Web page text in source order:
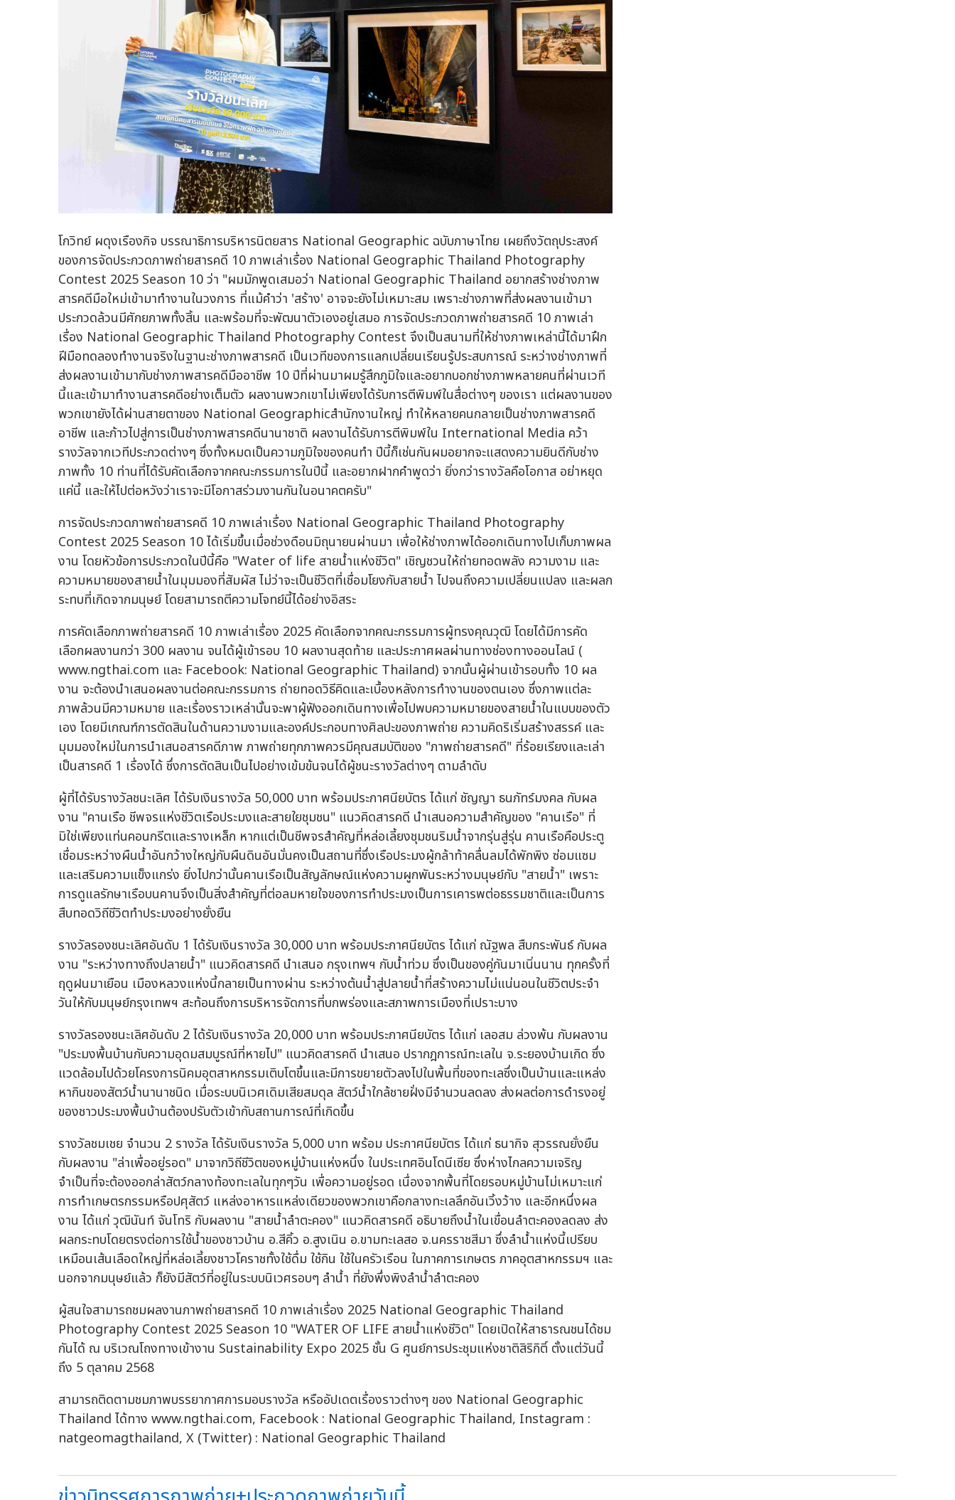
โกวิทย์ ผดุงเรืองกิจ บรรณาธิการบริหารนิตยสาร National Geographic ฉบับภาษาไทย เผยถึงวัตถุประสงค์
ของการจัดประกวดภาพถ่ายสารคดี 10 ภาพเล่าเรื่อง National Geographic Thailand Photography
Contest 2025 Season 10 ว่า "ผมมักพูดเสมอว่า National Geographic Thailand อยากสร้างช่างภาพ
สารคดีมือใหม่เข้ามาทำงานในวงการ ที่แม้คำว่า 'สร้าง' อาจจะยังไม่เหมาะสม เพราะช่างภาพที่ส่งผลงานเข้ามา
ประกวดล้วนมีศักยภาพทั้งสิ้น และพร้อมที่จะพัฒนาตัวเองอยู่เสมอ การจัดประกวดภาพถ่ายสารคดี 10 ภาพเล่า
เรื่อง National Geographic Thailand Photography Contest จึงเป็นสนามที่ให้ช่างภาพเหล่านี้ได้มาฝึก
ฝีมือทดลองทำงานจริงในฐานะช่างภาพสารคดี เป็นเวทีของการแลกเปลี่ยนเรียนรู้ประสบการณ์ ระหว่างช่างภาพที่
ส่งผลงานเข้ามากับช่างภาพสารคดีมืออาชีพ 10 ปีที่ผ่านมาผมรู้สึกภูมิใจและอยากบอกช่างภาพหลายคนที่ผ่านเวที
นี้และเข้ามาทำงานสารคดีอย่างเต็มตัว ผลงานพวกเขาไม่เพียงได้รับการตีพิมพ์ในสื่อต่างๆ ของเรา แต่ผลงานของ
พวกเขายังได้ผ่านสายตาของ National Geographicสำนักงานใหญ่ ทำให้หลายคนกลายเป็นช่างภาพสารคดี
อาชีพ และก้าวไปสู่การเป็นช่างภาพสารคดีนานาชาติ ผลงานได้รับการตีพิมพ์ใน International Media คว้า
รางวัลจากเวทีประกวดต่างๆ ซึ่งทั้งหมดเป็นความภูมิใจของคนทำ ปีนี้ก็เช่นกันผมอยากจะแสดงความยินดีกับช่าง
ภาพทั้ง 10 ท่านที่ได้รับคัดเลือกจากคณะกรรมการในปีนี้ และอยากฝากคำพูดว่า ยิ่งกว่ารางวัลคือโอกาส อย่าหยุด
แค่นี้ และให้ไปต่อหวังว่าเราจะมีโอกาสร่วมงานกันในอนาคตครับ"
การจัดประกวดภาพถ่ายสารคดี 10 ภาพเล่าเรื่อง National Geographic Thailand Photography
Contest 2025 Season 10 ได้เริ่มขึ้นเมื่อช่วงดือนมิถุนายนผ่านมา เพื่อให้ช่างภาพได้ออกเดินทางไปเก็บภาพผล
งาน โดยหัวข้อการประกวดในปีนี้คือ "Water of life สายน้ำแห่งชีวิต" เชิญชวนให้ถ่ายทอดพลัง ความงาม และ
ความหมายของสายน้ำในมุมมองที่สัมผัส ไม่ว่าจะเป็นชีวิตที่เชื่อมโยงกับสายน้ำ ไปจนถึงความเปลี่ยนแปลง และผลก
ระทบที่เกิดจากมนุษย์ โดยสามารถตีความโจทย์นี้ได้อย่างอิสระ
การคัดเลือกภาพถ่ายสารคดี 10 ภาพเล่าเรื่อง 2025 คัดเลือกจากคณะกรรมการผู้ทรงคุณวุฒิ โดยได้มีการคัด
เลือกผลงานกว่า 300 ผลงาน จนได้ผู้เข้ารอบ 10 ผลงานสุดท้าย และประกาศผลผ่านทางช่องทางออนไลน์ (
www.ngthai.com และ Facebook: National Geographic Thailand) จากนั้นผู้ผ่านเข้ารอบทั้ง 10 ผล
งาน จะต้องนำเสนอผลงานต่อคณะกรรมการ ถ่ายทอดวิธีคิดและเบื้องหลังการทำงานของตนเอง ซึ่งภาพแต่ละ
ภาพล้วนมีความหมาย และเรื่องราวเหล่านั้นจะพาผู้ฟังออกเดินทางเพื่อไปพบความหมายของสายน้ำในแบบของตัว
เอง โดยมีเกณฑ์การตัดสินในด้านความงามและองค์ประกอบทางศิลปะของภาพถ่าย ความคิดริเริ่มสร้างสรรค์ และ
มุมมองใหม่ในการนำเสนอสารคดีภาพ ภาพถ่ายทุกภาพควรมีคุณสมบัติของ "ภาพถ่ายสารคดี" ที่ร้อยเรียงและเล่า
เป็นสารคดี 1 เรื่องได้ ซึ่งการตัดสินเป็นไปอย่างเข้มข้นจนได้ผู้ชนะรางวัลต่างๆ ตามลำดับ
ผู้ที่ได้รับรางวัลชนะเลิศ ได้รับเงินรางวัล 50,000 บาท พร้อมประกาศนียบัตร ได้แก่ ชัญญา ธนภัทร์มงคล กับผล
งาน "คานเรือ ชีพจรแห่งชีวิตเรือประมงและสายใยชุมชน" แนวคิดสารคดี นำเสนอความสำคัญของ "คานเรือ" ที่
มิใช่เพียงแท่นคอนกรีตและรางเหล็ก หากแต่เป็นชีพจรสำคัญที่หล่อเลี้ยงชุมชนริมน้ำจากรุ่นสู่รุ่น คานเรือคือประตู
เชื่อมระหว่างผืนน้ำอันกว้างใหญ่กับผืนดินอันมั่นคงเป็นสถานที่ซึ่งเรือประมงผู้กล้าท้าคลื่นลมได้พักพิง ซ่อมแซม
และเสริมความแข็งแกร่ง ยิ่งไปกว่านั้นคานเรือเป็นสัญลักษณ์แห่งความผูกพันระหว่างมนุษย์กับ "สายน้ำ" เพราะ
การดูแลรักษาเรือบนคานจึงเป็นสิ่งสำคัญที่ต่อลมหายใจของการทำประมงเป็นการเคารพต่อธรรมชาติและเป็นการ
สืบทอดวิถีชีวิตทำประมงอย่างยั่งยืน
รางวัลรองชนะเลิศอันดับ 1 ได้รับเงินรางวัล 30,000 บาท พร้อมประกาศนียบัตร ได้แก่ ณัฐพล สืบกระพันธ์ กับผล
งาน "ระหว่างทางถึงปลายน้ำ" แนวคิดสารคดี นำเสนอ กรุงเทพฯ กับน้ำท่วม ซึ่งเป็นของคู่กันมาเนิ่นนาน ทุกครั้งที่
ฤดูฝนมาเยือน เมืองหลวงแห่งนี้กลายเป็นทางผ่าน ระหว่างต้นน้ำสู่ปลายน้ำที่สร้างความไม่แน่นอนในชีวิตประจำ
วันให้กับมนุษย์กรุงเทพฯ สะท้อนถึงการบริหารจัดการที่บกพร่องและสภาพการเมืองที่เปราะบาง
รางวัลรองชนะเลิศอันดับ 2 ได้รับเงินรางวัล 20,000 บาท พร้อมประกาศนียบัตร ได้แก่ เลอสม ล่วงพ้น กับผลงาน
"ประมงพื้นบ้านกับความอุดมสมบูรณ์ที่หายไป" แนวคิดสารคดี นำเสนอ ปรากฎการณ์ทะเลใน จ.ระยองบ้านเกิด ซึ่ง
แวดล้อมไปด้วยโครงการนิคมอุตสาหกรรมเติบโตขึ้นและมีการขยายตัวลงไปในพื้นที่ของทะเลซึ่งเป็นบ้านและแหล่ง
หากินของสัตว์น้ำนานาชนิด เมื่อระบบนิเวศเดิมเสียสมดุล สัตว์น้ำใกล้ชายฝั่งมีจำนวนลดลง ส่งผลต่อการดำรงอยู่
ของชาวประมงพื้นบ้านต้องปรับตัวเข้ากับสถานการณ์ที่เกิดขึ้น
รางวัลชมเชย จำนวน 2 รางวัล ได้รับเงินรางวัล 5,000 บาท พร้อม ประกาศนียบัตร ได้แก่ ธนากิจ สุวรรณยั่งยืน
กับผลงาน "ล่าเพื่ออยู่รอด" มาจากวิถีชีวิตของหมู่บ้านแห่งหนึ่ง ในประเทศอินโดนีเซีย ซึ่งห่างไกลความเจริญ
จำเป็นที่จะต้องออกล่าสัตว์กลางท้องทะเลในทุกๆวัน เพื่อความอยู่รอด เนื่องจากพื้นที่โดยรอบหมู่บ้านไม่เหมาะแก่
การทำเกษตรกรรมหรือปศุสัตว์ แหล่งอาหารแหล่งเดียวของพวกเขาคือกลางทะเลลึกอันเวิ้งว้าง และอีกหนึ่งผล
งาน ได้แก่ วุฒินันท์ จันโทริ กับผลงาน "สายน้ำลำตะคอง" แนวคิดสารคดี อธิบายถึงน้ำในเขื่อนลำตะคองลดลง ส่ง
ผลกระทบโดยตรงต่อการใช้น้ำของชาวบ้าน อ.สีคิ้ว อ.สูงเนิน อ.ขามทะเลสอ จ.นครราชสีมา ซึ่งลำน้ำแห่งนี้เปรียบ
เหมือนเส้นเลือดใหญ่ที่หล่อเลี้ยงชาวโคราชทั้งใช้ดื่ม ใช้กิน ใช้ในครัวเรือน ในภาคการเกษตร ภาคอุตสาหกรรมฯ และ
นอกจากมนุษย์แล้ว ก็ยังมีสัตว์ที่อยู่ในระบบนิเวศรอบๆ ลำน้ำ ที่ยังพึ่งพิงลำน้ำลำตะคอง
ผู้สนใจสามารถชมผลงานภาพถ่ายสารคดี 10 ภาพเล่าเรื่อง 2025 National Geographic Thailand
Photography Contest 2025 Season 10 "WATER OF LIFE สายน้ำแห่งชีวิต" โดยเปิดให้สาธารณชนได้ชม
กันได้ ณ บริเวณโถงทางเข้างาน Sustainability Expo 2025 ชั้น G ศูนย์การประชุมแห่งชาติสิริกิติ์ ตั้งแต่วันนี้
ถึง 5 ตุลาคม 2568
สามารถติดตามชมภาพบรรยากาศการมอบรางวัล หรืออัปเดตเรื่องราวต่างๆ ของ National Geographic
Thailand ได้ทาง www.ngthai.com, Facebook : National Geographic Thailand, Instagram :
natgeomagthailand, X (Twitter) : National Geographic Thailand